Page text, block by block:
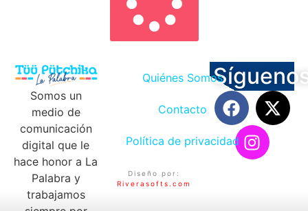
Somos un
medio de
comunicación
digital que le
hace honor a La
Palabra y
trabajamos
Quiénes Somos
Contacto
Política de privacidad
Diseño por:
Riverasofts.com